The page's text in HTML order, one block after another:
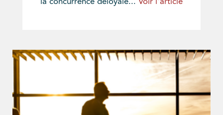
la concurrence déloyale... Voir l'article